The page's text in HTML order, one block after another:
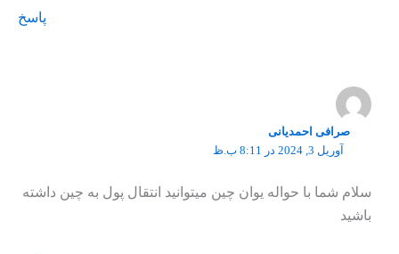
پاسخ
صرافی احمدیانی
آوریل 3, 2024 در 8:11 ب.ظ
سلام شما با حواله یوان چین میتوانید انتقال پول به چین داشته
باشید